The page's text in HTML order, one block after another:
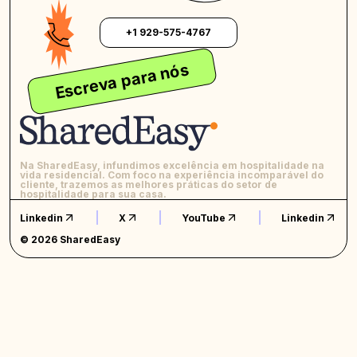
Escreva para nós
+1 929-575-4767
Na SharedEasy, infundimos excelência em hospitalidade na
vida residencial. Com foco na experiência incomparável do
cliente, trazemos as melhores práticas do setor de
hospitalidade para sua casa.
Linkedin
X YouTube
Linkedin
© 2026 SharedEasy